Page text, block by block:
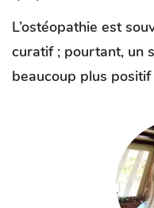
L’ostéopathie est
curatif ; pourtant, un
beaucoup plus